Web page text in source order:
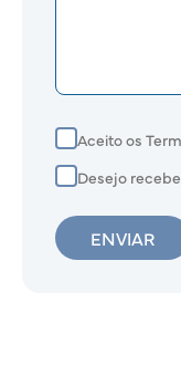
Aceito os
Desejo
ENVIAR